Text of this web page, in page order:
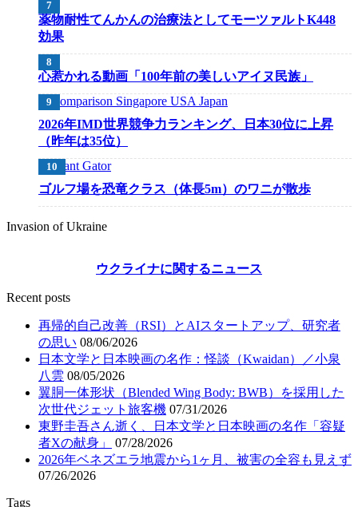
薬物耐性てんかんの治療法としてモーツァルトK448
効果
心惹かれる動画「100年前の美しいアイヌ民族」
2026年IMD世界競争力ランキング、日本30位に上昇
（昨年は35位）
ゴルフ場を恐竜クラス（体長5m）のワニが散歩
Invasion of Ukraine
ウクライナに関するニュース
Recent posts
再帰的自己改善（RSI）とAIスタートアップ、研究者
の思い 08/06/2026
日本文学と日本映画の名作：怪談（Kwaidan）／小泉
八雲 08/05/2026
翼胴一体形状（Blended Wing Body: BWB）を採用した
次世代ジェット旅客機 07/31/2026
東野圭吾さん逝く、日本文学と日本映画の名作「容疑
者Xの献身」
07/28/2026
2026年ベネズエラ地震から1ヶ月、被害の全容も見えず
07/26/2026
Tags